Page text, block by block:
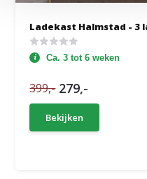
Ladekast Halmstad - 3
Ca. 3 tot 6 weken
399,- 279,-
Bekijken